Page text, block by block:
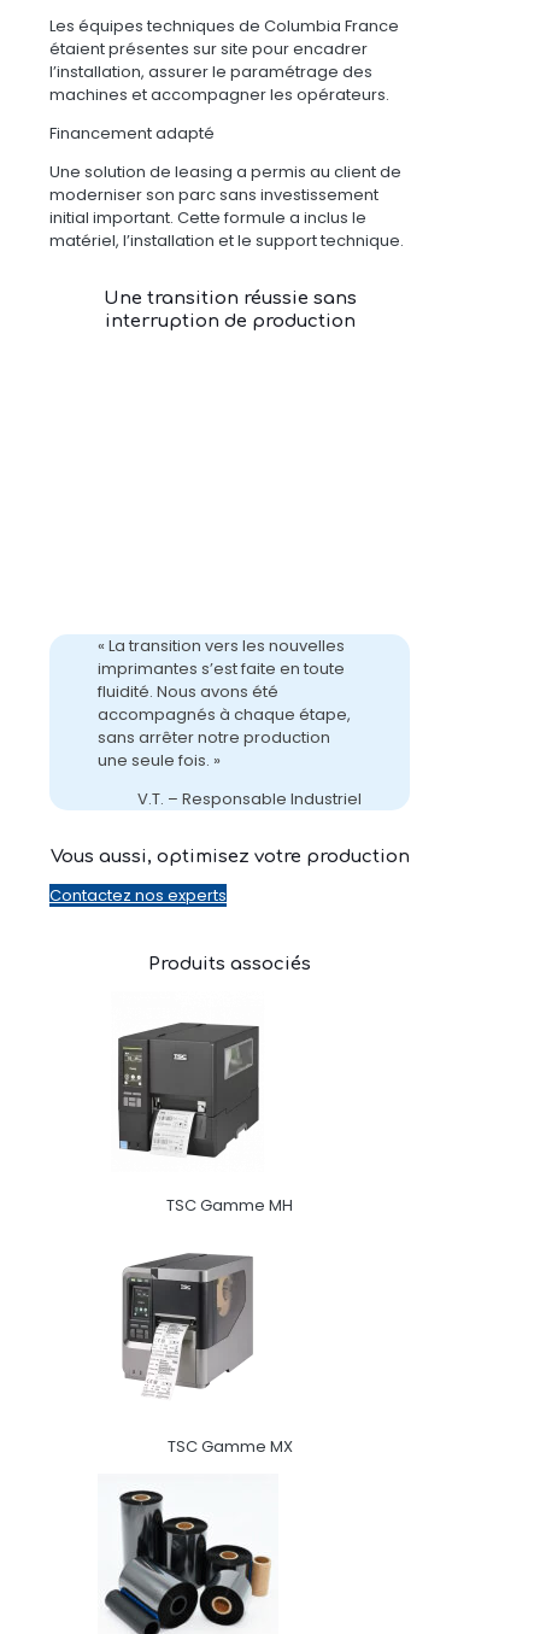
Les équipes techniques de Columbia France
étaient présentes sur site pour encadrer
l’installation, assurer le paramétrage des
machines et accompagner les opérateurs.
Financement adapté
Une solution de leasing a permis au client de
moderniser son parc sans investissement
initial important. Cette formule a inclus le
matériel, l’installation et le support technique.
Une transition réussie sans
interruption de production
« La transition vers les nouvelles
imprimantes s’est faite en toute
fluidité. Nous avons été
accompagnés à chaque étape,
sans arrêter notre production
une seule fois. »
V.T. – Responsable Industriel
Vous aussi, optimisez votre production
Contactez nos experts
Produits associés
TSC Gamme MH
TSC Gamme MX